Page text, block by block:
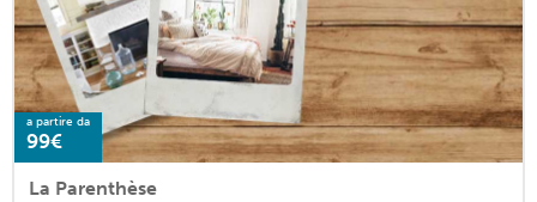
a partire da
99€
La Parenthèse